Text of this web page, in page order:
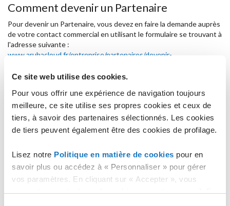
Ce site web utilise des cookies.
Pour vous offrir une expérience de navigation toujours
meilleure, ce site utilise ses propres cookies et ceux de
tiers, à savoir des partenaires sélectionnés. Les cookies
de tiers peuvent également être des cookies de profilage.
Lisez notre Politique en matière de cookies pour en
savoir plus ou accédez à « Personnaliser » pour gérer
vos paramètres. En cliquant sur « Accepter », vous
consentez au stockage de cookies sur votre appareil. En
Comment devenir un Partenaire
Pour devenir un Partenaire, vous devez en faire la demande auprès
de votre contact commercial en utilisant le formulaire se trouvant à
l'adresse suivante :
www.arubacloud.fr/entreprise/partenaires/devenir-
vous contactera personnellement pour convenir des termes et des
Notez bien que l'option de devenir un Partenaire est
réservée à ceux qui possèdent un numéro de TVA.